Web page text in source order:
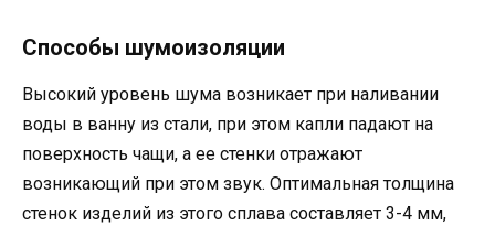
Способы шумоизоляции
Высокий уровень шума возникает при наливании
воды в ванну из стали, при этом капли падают на
поверхность чащи, а ее стенки отражают
возникающий при этом звук. Оптимальная толщина
стенок изделий из этого сплава составляет 3-4 мм,